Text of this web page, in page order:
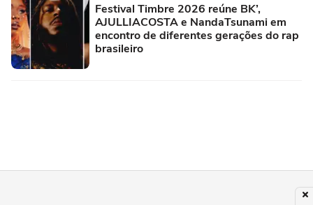
Festival Timbre 2026 reúne BK’,
AJULLIACOSTA e NandaTsunami em
encontro de diferentes gerações do rap
brasileiro